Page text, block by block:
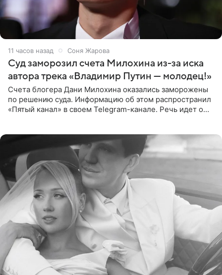
11 часов назад Соня Жарова
Суд заморозил счета Милохина из-за иска
автора трека «Владимир Путин — молодец!»
Счета блогера Дани Милохина оказались заморожены
по решению суда. Информацию об этом распространил
«Пятый канал» в своем Telegram-канале. Речь идет о